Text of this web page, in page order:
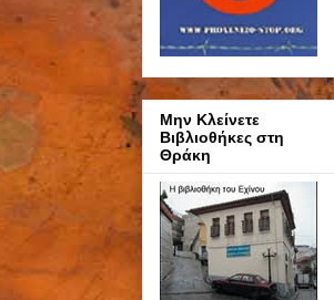
Μην Κλείνετε
Βιβλιοθήκες στη
Θράκη